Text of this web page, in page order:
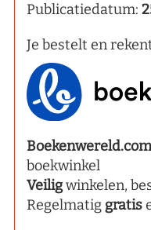
Publicatiedatum:
Je bestelt en
Boekenwereld.com
boekwinkel
Veiligwinkelen,
Regelmatig gratis